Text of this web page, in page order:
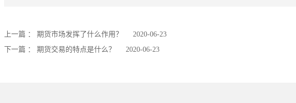
上一篇 ： 期货市场发挥了什么作用？
2020-06-23
下一篇 ： 期货交易的特点是什么？ 2020-06-23